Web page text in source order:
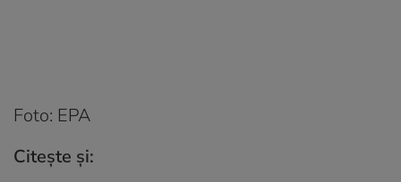
Foto: EPA
Citește și: